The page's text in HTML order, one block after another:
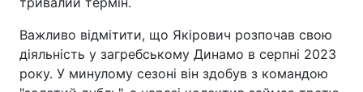
Важливо відмітити, що Якірович розпочав свою
діяльність у загребському Динамо в серпні 2023
року. У минулому сезоні він здобув з командою